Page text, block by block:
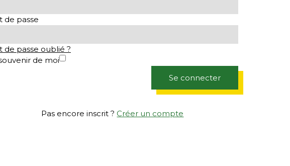
de passe
de passe oublié ?
de moi
Se connecter
Pas encore inscrit ? Créer un compte